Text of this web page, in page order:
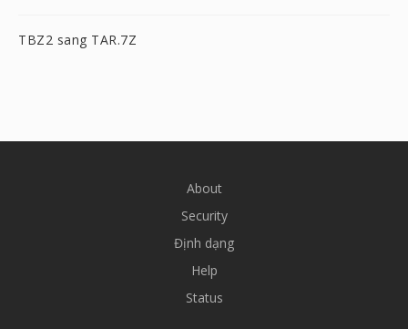
TBZ2 sang TAR.7Z
About
Security
Định dạng
Help
Status